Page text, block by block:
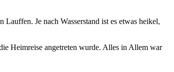
Je nach Wasserstand ist es etwas heikel,
Heimreise angetreten wurde. Alles in Allem war